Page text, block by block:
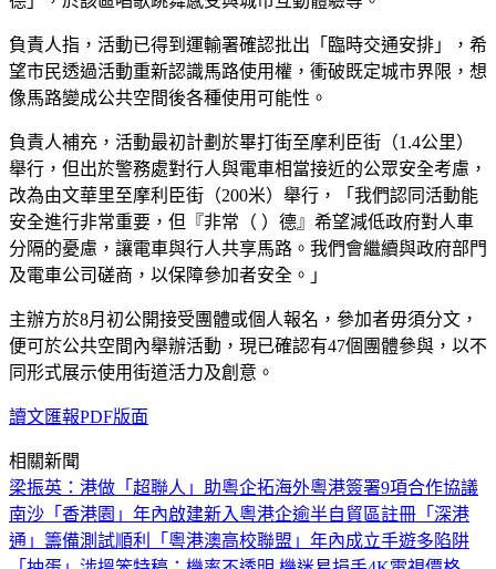
負責人指，活動已得到運輸署確認批出「臨時交通安排」，希
望市民透過活動重新認識馬路使用權，衝破既定城市界限，想
像馬路變成公共空間後各種使用可能性。
負責人補充，活動最初計劃於畢打街至摩利臣街（1.4公里）
舉行，但出於警務處對行人與電車相當接近的公眾安全考慮，
改為由文華里至摩利臣街（200米）舉行，「我們認同活動能
安全進行非常重要，但『非常（ ）德』希望減低政府對人車
分隔的憂慮，讓電車與行人共享馬路。我們會繼續與政府部門
及電車公司磋商，以保障參加者安全。」
主辦方於8月初公開接受團體或個人報名，參加者毋須分文，
便可於公共空間內舉辦活動，現已確認有47個團體參與，以不
同形式展示使用街道活力及創意。
讀文匯報PDF版面
相關新聞
梁振英：港做「超聯人」助粵企拓海外粵港簽署9項合作協議
南沙「香港園」年內啟建新入粵港企逾半自貿區註冊 「深港
通」籌備測試順利
「粵港澳高校聯盟」年內成立手遊多陷阱